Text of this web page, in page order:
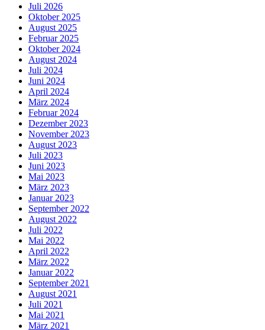
Juli 2026
Oktober 2025
August 2025
Februar 2025
Oktober 2024
August 2024
Juli 2024
Juni 2024
April 2024
März 2024
Februar 2024
Dezember 2023
November 2023
August 2023
Juli 2023
Juni 2023
Mai 2023
März 2023
Januar 2023
September 2022
August 2022
Juli 2022
Mai 2022
April 2022
März 2022
Januar 2022
September 2021
August 2021
Juli 2021
Mai 2021
März 2021